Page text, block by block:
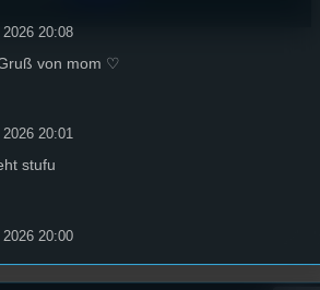
20:08
von mom ♡
20:01
stufu
20:00